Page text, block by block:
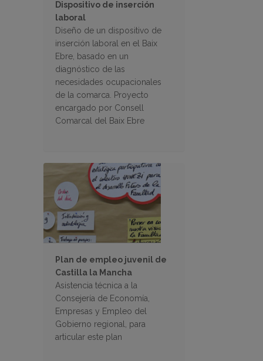
Dispositivo de inserción
laboral
Diseño de un dispositivo de
inserción laboral en el Baix
Ebre, basado en un
diagnóstico de las
necesidades ocupacionales
de la comarca. Proyecto
encargado por Consell
Comarcal del Baix Ebre
Plan de empleo juvenil de
Castilla la Mancha
Asistencia técnica a la
Consejería de Economía,
Empresas y Empleo del
Gobierno regional, para
articular este plan